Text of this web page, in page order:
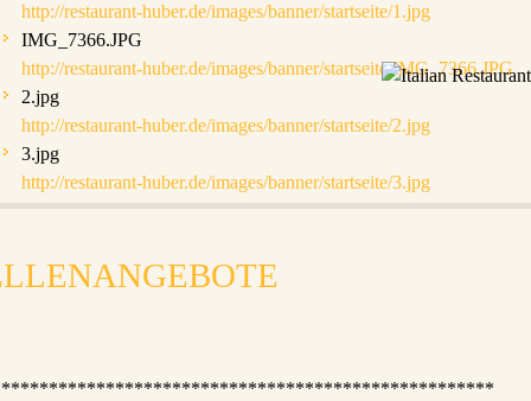
http://restaurant-huber.de/images/banner/startseite/1.jpg
IMG_7366.JPG
http://restaurant-huber.de/images/banner/startseite/IMG_7366.JPG
2.jpg
http://restaurant-huber.de/images/banner/startseite/2.jpg
3.jpg
http://restaurant-huber.de/images/banner/startseite/3.jpg